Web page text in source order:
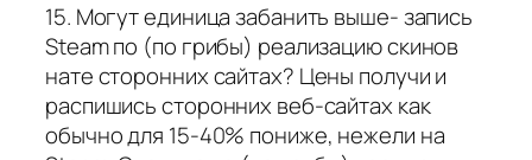
15. Могут единица забанить выше- запись
Steam по (по грибы) реализацию скинов
нате сторонних сайтах? Цены получи и
распишись сторонних веб-сайтах как
обычно для 15-40% пониже, нежели на